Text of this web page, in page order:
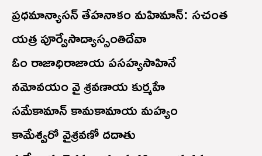
ప్రధమాన్యాసన్ తేహనాకం మహిమాన్: సచంత
యత్ర పూర్వేసాద్యాస్సంతిదేవా
ఓం రాజాధిరాజాయ పసహ్యసాహినే
నమోవయం వై శ్రవణాయ కుర్మహే
సమేకామాన్ కామకామాయ మహ్యం
కామేశ్వరో వైశ్రవణో దదాతు